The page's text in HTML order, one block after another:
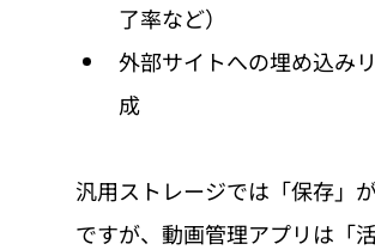
了率など）
外部サイトへの埋め込み
成
汎用ストレージでは「保存」
ですが、動画管理アプリは「